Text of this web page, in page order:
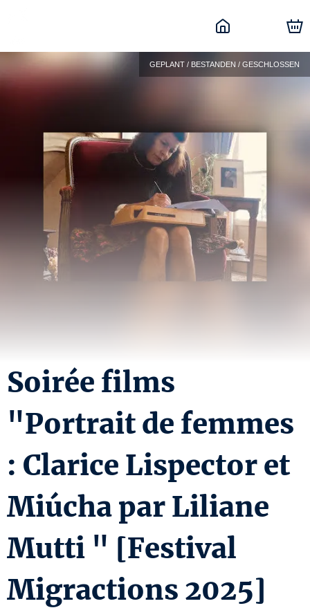
GEPLANT / BESTANDEN / GESCHLOSSEN
Soirée films
"Portrait de femmes
: Clarice Lispector et
Miúcha par Liliane
Mutti " [Festival
Migractions 2025]